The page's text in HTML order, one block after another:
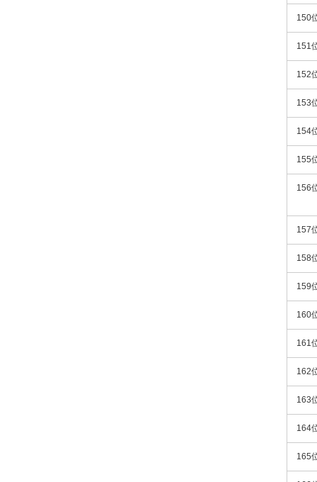
150
151
152
153
154
155
156
157
158
159
160
161
162
163
164
165